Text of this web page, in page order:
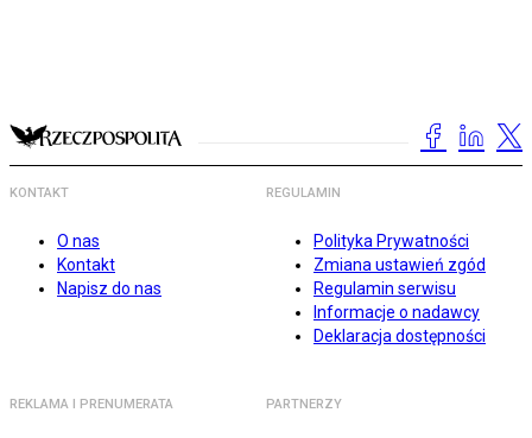
KONTAKT
O nas
Kontakt
Napisz do nas
REGULAMIN
Polityka Prywatności
Zmiana ustawień zgód
Regulamin serwisu
Informacje o nadawcy
Deklaracja dostępności
REKLAMA I PRENUMERATA PARTNERZY